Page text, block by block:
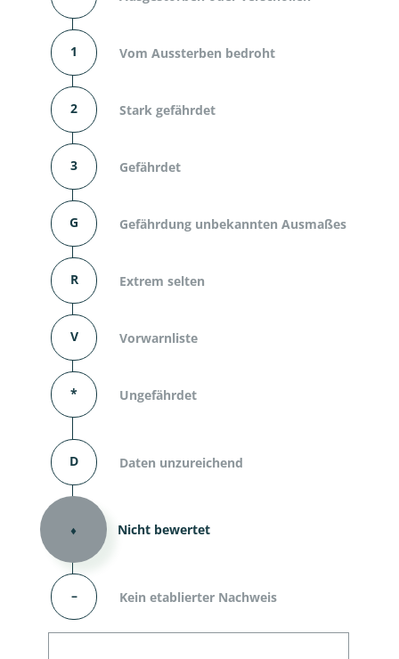
1 Vom Aussterben bedroht
2 Stark gefährdet
3 Gefährdet
G Gefährdung unbekannten Ausmaßes
R Extrem selten
V Vorwarnliste
* Ungefährdet
D Daten unzureichend
⬧ Nicht bewertet
– Kein etablierter Nachweis